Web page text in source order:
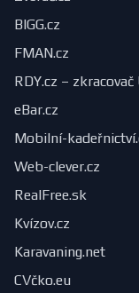
BIGG.cz
FMAN.cz
RDY.cz – zkracovač
eBar.cz
Mobilní-
Web-clever.cz
RealFree.sk
Kvízov.cz
Karavaning.net
CVčko.eu